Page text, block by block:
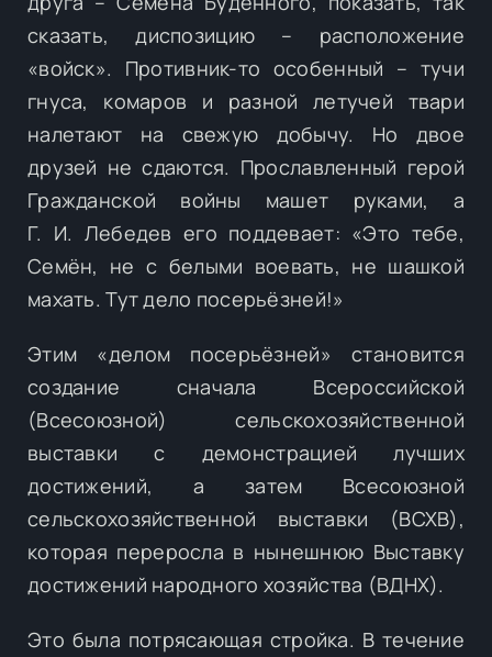
сказать, диспозицию – расположение
«войск». Противник-то особенный – тучи
гнуса, комаров и разной летучей твари
налетают на свежую добычу. Но двое
друзей не сдаются. Прославленный герой
Гражданской войны машет руками, а
Г. И. Лебедев его поддевает: «Это тебе,
Семён, не с белыми воевать, не шашкой
махать. Тут дело посерьёзней!»
Этим «делом посерьёзней» становится
создание сначала Всероссийской
(Всесоюзной) сельскохозяйственной
выставки с демонстрацией лучших
достижений, а затем Всесоюзной
сельскохозяйственной выставки (ВСХВ),
которая переросла в нынешнюю Выставку
достижений народного хозяйства (ВДНХ).
Это была потрясающая стройка. В течение